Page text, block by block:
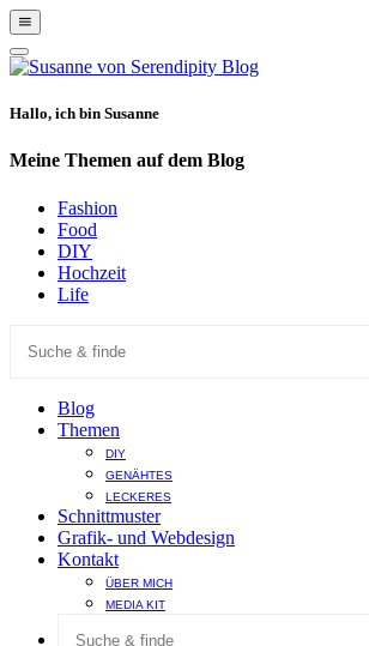
Show
Offscreen
Content
Hide
Offscreen
Hallo, ich bin Susanne
Meine Themen auf dem Blog
Fashion
Food
DIY
Hochzeit
Life
Blog
Themen
DIY
GENÄHTES
LECKERES
Schnittmuster
Grafik- und Webdesign
Kontakt
ÜBER MICH
MEDIA KIT